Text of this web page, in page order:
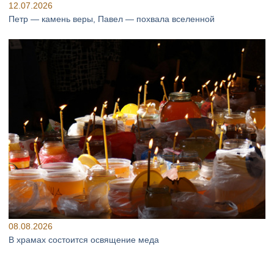
12.07.2026
Петр — камень веры, Павел — похвала вселенной
08.08.2026
В храмах состоится освящение меда